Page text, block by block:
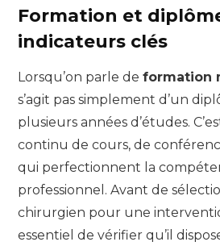
Formation et
indicateurs clés
Lorsqu’on parle de formation
s’agit pas simplement d’un
plusieurs années d’études.
continu de cours, de
qui perfectionnent la
professionnel. Avant de
chirurgien pour une
essentiel de vérifier qu’il